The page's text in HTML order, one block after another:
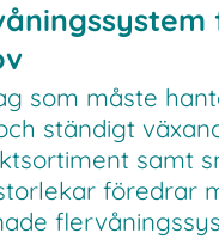
som måste
ständigt
samt
föredrar